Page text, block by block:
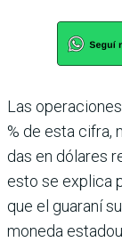
Las
% de esta cifra,
das en dólares
esto se explica
que el gua­raní
moneda